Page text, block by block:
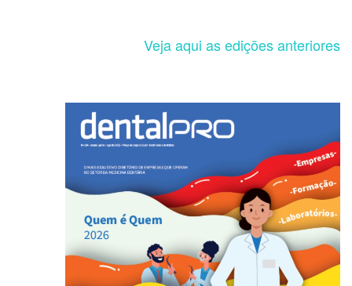
Veja aqui as edições anteriores